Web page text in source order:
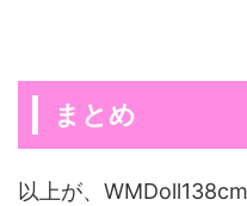
まとめ
以上が、